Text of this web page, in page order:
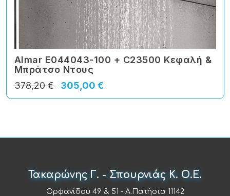
Almar E044043-100 + C23500 Κεφαλή &
Μπράτσο Ντους
305,00 €
378,20 €
Τακαρώνης Γ. - Σπουρνιάς Κ. Ο.Ε.
Ορφανίδου 49 & 51 - Α.Πατήσια 11142